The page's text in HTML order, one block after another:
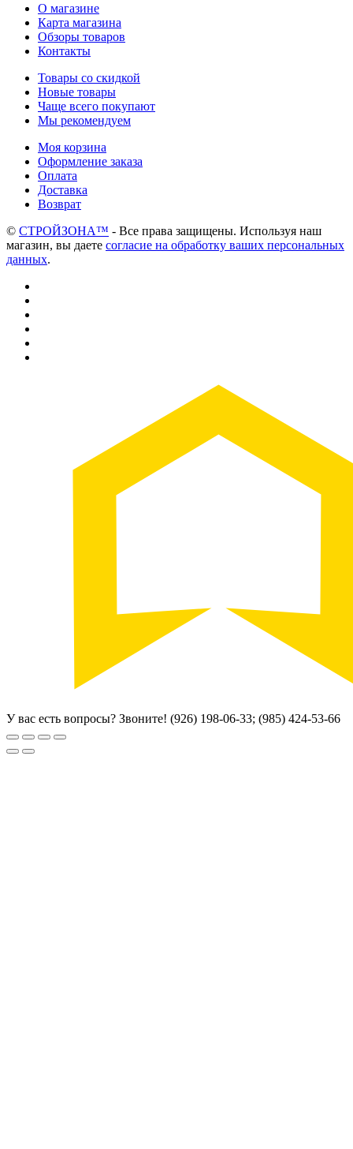
О магазине
Карта магазина
Обзоры товаров
Контакты
Товары со скидкой
Новые товары
Чаще всего покупают
Мы рекомендуем
Моя корзина
Оформление заказа
Оплата
Доставка
Возврат
© СТРОЙЗОНА™ - Все права защищены. Используя наш
магазин, вы даете согласие на обработку ваших персональных
данных.
У вас есть вопросы? Звоните! (926) 198-06-33; (985) 424-53-66